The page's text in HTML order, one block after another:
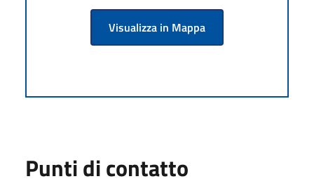
Visualizza in Mappa
Punti di contatto